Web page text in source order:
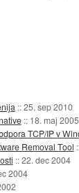
::25. sep 2010
:: 18. maj 2005
TCP/IP v
Removal Tool
::22. dec 2004
2004